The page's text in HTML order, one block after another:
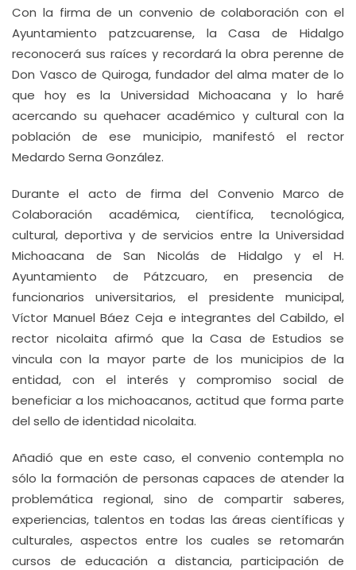
Con la firma de un convenio de colaboración con el
Ayuntamiento patzcuarense, la Casa de Hidalgo
reconocerá sus raíces y recordará la obra perenne de
Don Vasco de Quiroga, fundador del alma mater de lo
que hoy es la Universidad Michoacana y lo haré
acercando su quehacer académico y cultural con la
población de ese municipio, manifestó el rector
Medardo Serna González.
Durante el acto de firma del Convenio Marco de
Colaboración académica, científica, tecnológica,
cultural, deportiva y de servicios entre la Universidad
Michoacana de San Nicolás de Hidalgo y el H.
Ayuntamiento de Pátzcuaro, en presencia de
funcionarios universitarios, el presidente municipal,
Víctor Manuel Báez Ceja e integrantes del Cabildo, el
rector nicolaita afirmó que la Casa de Estudios se
vincula con la mayor parte de los municipios de la
entidad, con el interés y compromiso social de
beneficiar a los michoacanos, actitud que forma parte
del sello de identidad nicolaita.
Añadió que en este caso, el convenio contempla no
sólo la formación de personas capaces de atender la
problemática regional, sino de compartir saberes,
experiencias, talentos en todas las áreas científicas y
culturales, aspectos entre los cuales se retomarán
cursos de educación a distancia, participación de